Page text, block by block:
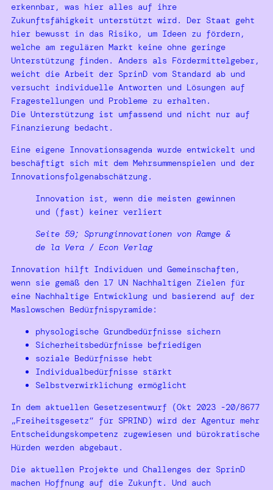
erkennbar, was hier alles auf ihre
Zukunftsfähigkeit unterstützt wird. Der Staat geht
hier bewusst in das Risiko, um Ideen zu fördern,
welche am regulären Markt keine ohne geringe
Unterstützung finden. Anders als Fördermittelgeber,
weicht die Arbeit der SprinD vom Standard ab und
versucht individuelle Antworten und Lösungen auf
Fragestellungen und Probleme zu erhalten.
Die Unterstützung ist umfassend und nicht nur auf
Finanzierung bedacht.
Eine eigene Innovationsagenda wurde entwickelt und
beschäftigt sich mit dem Mehrsummenspielen und der
Innovationsfolgenabschätzung.
Innovation ist, wenn die meisten gewinnen
und (fast) keiner verliert
Seite 59; Sprunginnovationen von Ramge &
de la Vera / Econ Verlag
Innovation hilft Individuen und Gemeinschaften,
wenn sie gemäß den 17 UN Nachhaltigen Zielen für
eine Nachhaltige Entwicklung und basierend auf der
Maslowschen Bedürfnispyramide:
physologische Grundbedürfnisse sichern
Sicherheitsbedürfnisse befriedigen
soziale Bedürfnisse hebt
Individualbedürfnisse stärkt
Selbstverwirklichung ermöglicht
In dem aktuellen Gesetzesentwurf (Okt 2023 -20/8677
„Freiheitsgesetz“ für SPRIND) wird der Agentur mehr
Entscheidungskompetenz zugewiesen und bürokratische
Hürden werden abgebaut.
Die aktuellen Projekte und Challenges der SprinD
machen Hoffnung auf die Zukunft. Und auch